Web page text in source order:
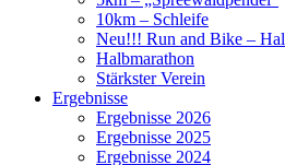
10km – Schleife
Neu!!! Run and Bike –
Halbmarathon
Stärkster Verein
Ergebnisse
Ergebnisse 2026
Ergebnisse 2025
Ergebnisse 2024